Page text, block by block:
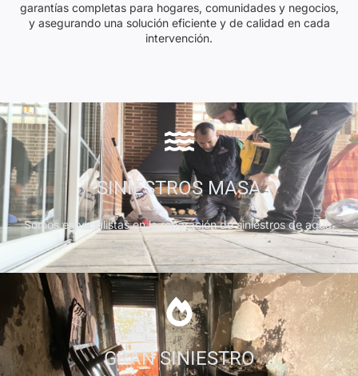
garantías completas para hogares, comunidades y negocios,
y asegurando una solución eficiente y de calidad en cada
intervención.
SINIESTROS MASA
Somos especialistas en la reparación de siniestros de agua.
GRAN SINIESTRO